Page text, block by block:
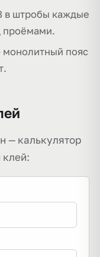
в штробы каждые
проёмами.
монолитный пояс
— калькулятор
клей: